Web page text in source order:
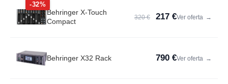
-32%
Behringer X-Touch
Compact
320 € 217 €Ver oferta →
Behringer X32 Rack 790 €Ver oferta →